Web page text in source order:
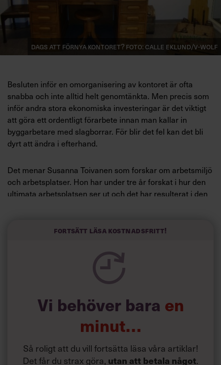
Prenumerera
Dags att förnya kontoret? Foto: Calle Eklund/V-wolf
Besluten inför en omorganisering av kontoret är ofta
snabba och inte alltid helt genomtänkta. Men precis som
inför andra stora ekonomiska investeringar är det viktigt
att göra ett ordentligt förarbete innan man kallar in
byggarbetare med slagborrar. För blir det fel kan det bli
dyrt att ändra i efterhand.
Det menar Susanna Toivanen som forskar om arbetsmiljö
och arbetsplatser. Hon har under tre år forskat i hur den
ultimata arbetsplatsen ser ut och det har resulterat i den
är viktigt att planera omorganiseringen långt i
komma fram till hur just den här arbetsplatsen hade
kontorstyp passar alla, oavsett verksamhet. Så är det inte.
Det finns potential i kontorsmiljön för att både hjälpa och
stjälpa”, säger Susanna Toivanen i en intervju i tidningen
Det hetaste inom kontorstrenden just nu är så kallade
Fortsätt läsa kostnadsfritt!
Vi behöver bara en
minut…
Så roligt att du vill fortsätta läsa våra artiklar!
Det får du strax göra, utan att betala något.